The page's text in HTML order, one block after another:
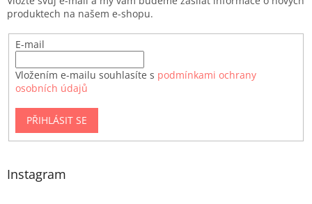
produktech na našem e-shopu.
E-mail
Vložením e-mailu souhlasíte s podmínkami ochrany
osobních údajů
PŘIHLÁSIT SE
Instagram